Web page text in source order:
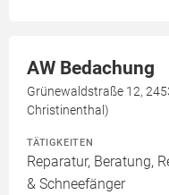
AW Bedachung
Grünewaldstraße 12,
Christinenthal)
TÄTIGKEITEN
Reparatur, Beratung,
& Schneefänger